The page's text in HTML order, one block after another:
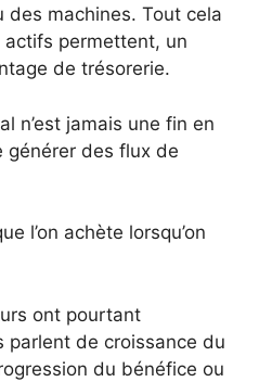
des machines. Tout cela
actifs permettent, un
de trésorerie.
n’est jamais une fin en
générer des flux de
l’on achète lorsqu’on
ont pourtant
parlent de croissance du
du bénéfice ou